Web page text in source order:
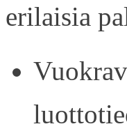
erilaisia